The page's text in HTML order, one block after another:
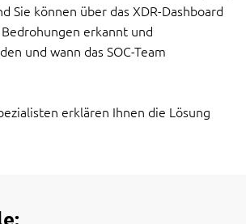
Sie können über das XDR-Dashboard
erkannt und
und wann das SOC-Team
erklären Ihnen die Lösung